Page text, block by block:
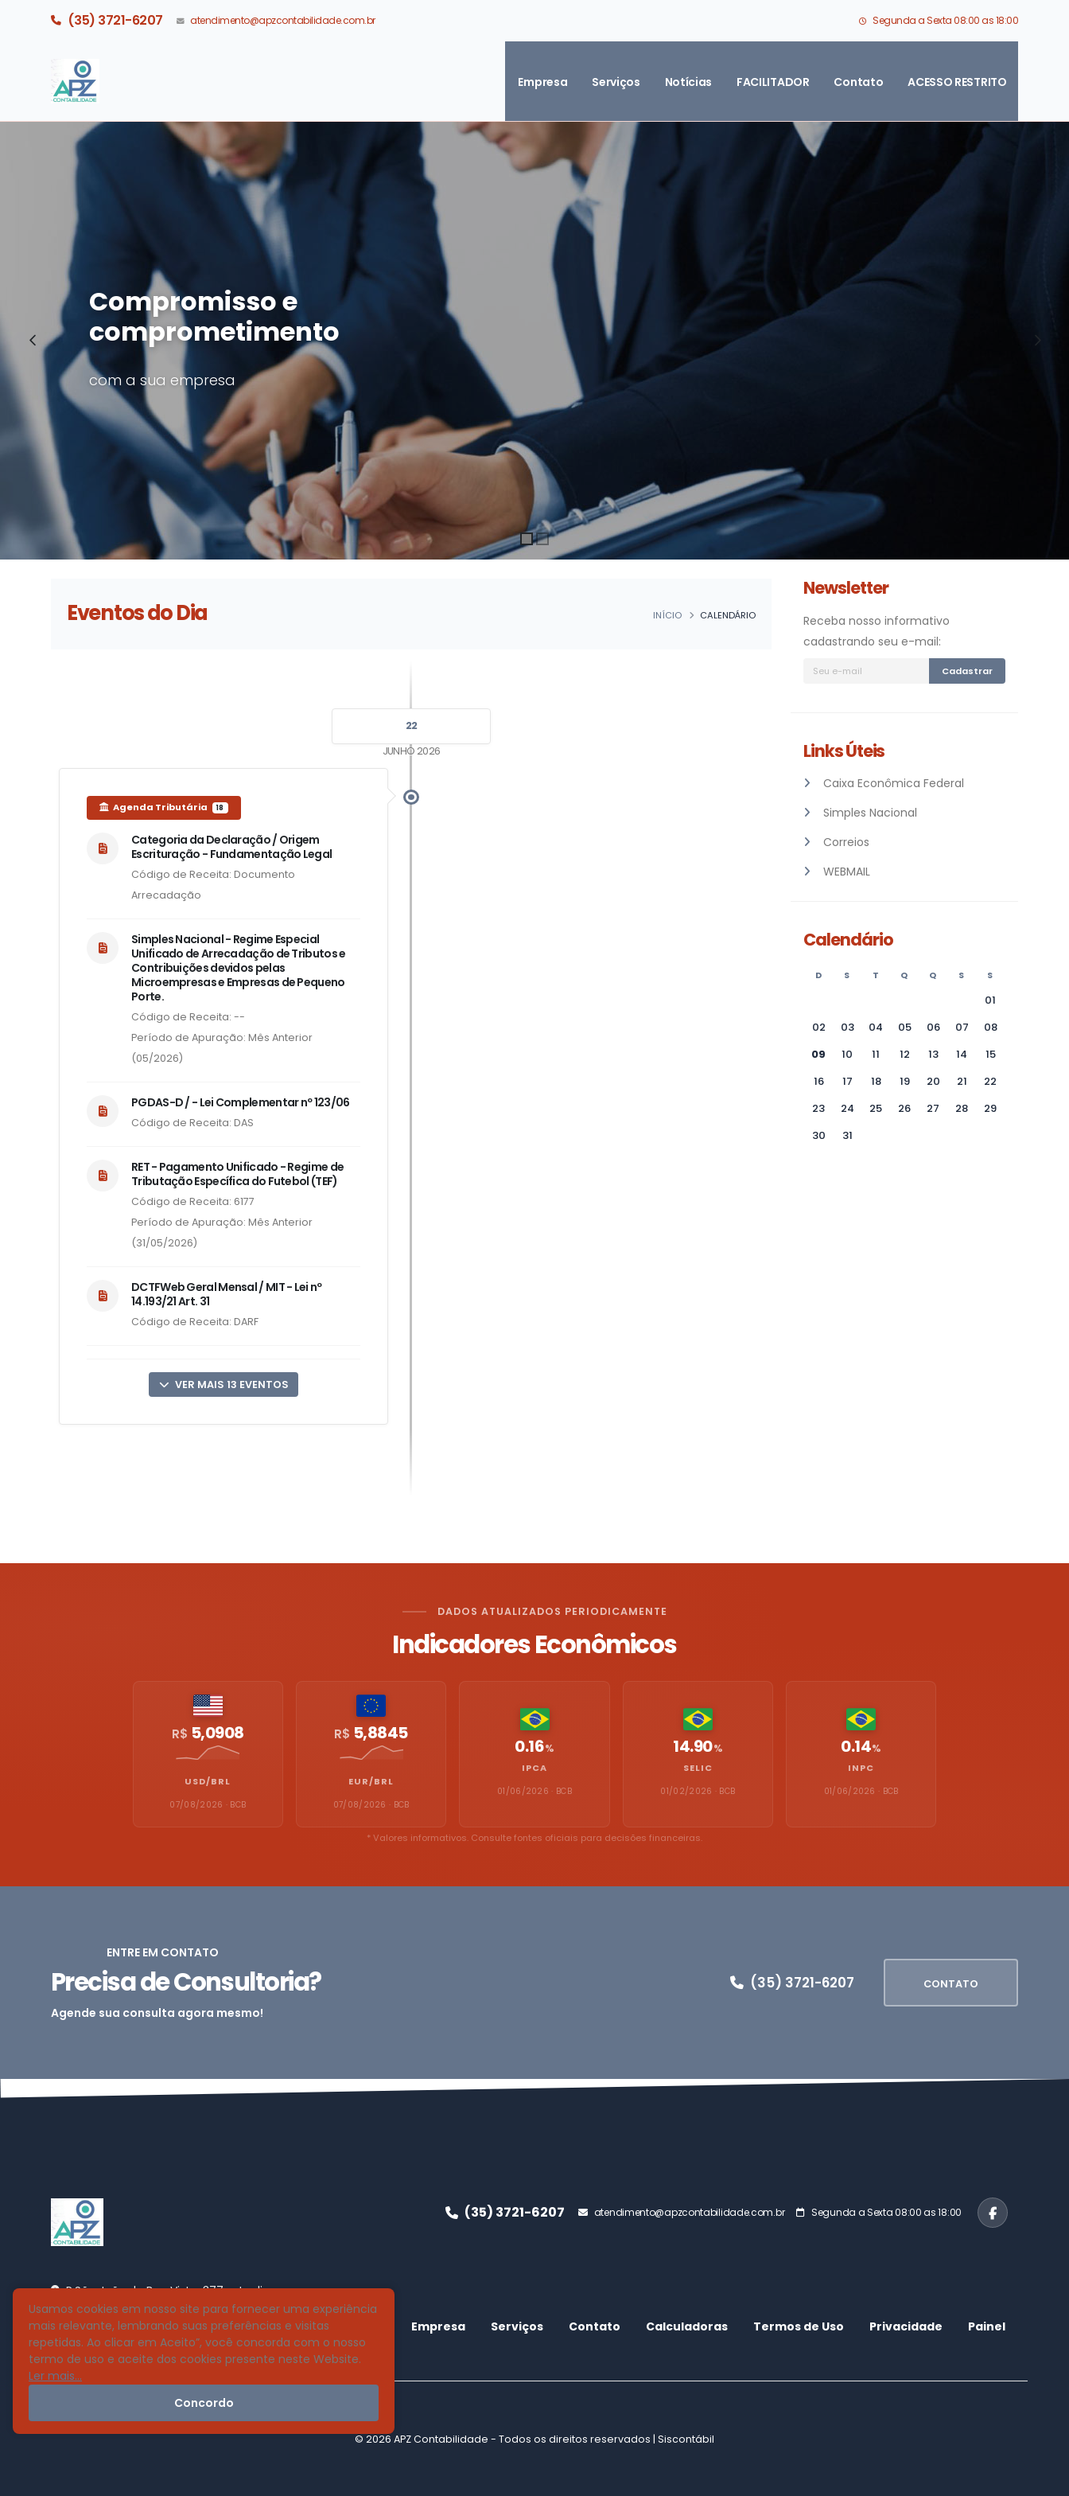
(35) 3721-6207 atendimento@apzcontabilidade.com.br Segunda a Sexta 08:00 as 18:00
Empresa Serviços Notícias FACILITADOR Contato ACESSO RESTRITO
Compromisso e
comprometimento
com a sua empresa
Eventos do Dia INÍCIO CALENDÁRIO
22
JUNHO 2026
Agenda Tributária 18
Categoria da Declaração / Origem
Escrituração - Fundamentação Legal
Código de Receita: Documento
Arrecadação
Simples Nacional - Regime Especial
Unificado de Arrecadação de Tributos e
Contribuições devidos pelas
Microempresas e Empresas de Pequeno
Porte.
Código de Receita: --
Período de Apuração: Mês Anterior
(05/2026)
PGDAS-D / - Lei Complementar nº 123/06
Código de Receita: DAS
RET - Pagamento Unificado - Regime de
Tributação Específica do Futebol (TEF)
Código de Receita: 6177
Período de Apuração: Mês Anterior
(31/05/2026)
DCTFWeb Geral Mensal / MIT - Lei nº
14.193/21 Art. 31
Código de Receita: DARF
VER MAIS 13 EVENTOS
Newsletter
Receba nosso informativo
cadastrando seu e-mail:
Cadastrar
Links Úteis
Caixa Econômica Federal
Simples Nacional
Correios
WEBMAIL
Calendário
D S T Q Q S S
01
02
03 04 05 06 07
08
09
10 11 12 13 14
15
16
17 18 19 20 21
22
23
24 25 26 27 28
29
30
31
DADOS ATUALIZADOS PERIODICAMENTE
Indicadores Econômicos
R$ 5,0908
USD/BRL
07/08/2026 · BCB
R$ 5,8845
EUR/BRL
07/08/2026 · BCB
0.16%
IPCA
01/06/2026 · BCB
14.90%
SELIC
01/02/2026 · BCB
0.14%
INPC
01/06/2026 · BCB
* Valores informativos. Consulte fontes oficiais para decisões financeiras.
ENTRE EM CONTATO
Precisa de Consultoria?
Agende sua consulta agora mesmo!
(35) 3721-6207 CONTATO
R.São João da Boa Vista, 377 - Jardim
dos Estados, Poços de Caldas - MG,
37701-054
(35) 3721-6207 atendimento@apzcontabilidade.com.br Segunda a Sexta 08:00 as 18:00
Empresa Serviços Contato Calculadoras Termos de Uso Privacidade Painel
© 2026 APZ Contabilidade - Todos os direitos reservados | Siscontábil
Usamos cookies em nosso site para fornecer uma experiência
mais relevante, lembrando suas preferências e visitas
repetidas. Ao clicar em Aceito”, você concorda com o nosso
termo de uso e aceite dos cookies presente neste Website.
Ler mais...
Concordo